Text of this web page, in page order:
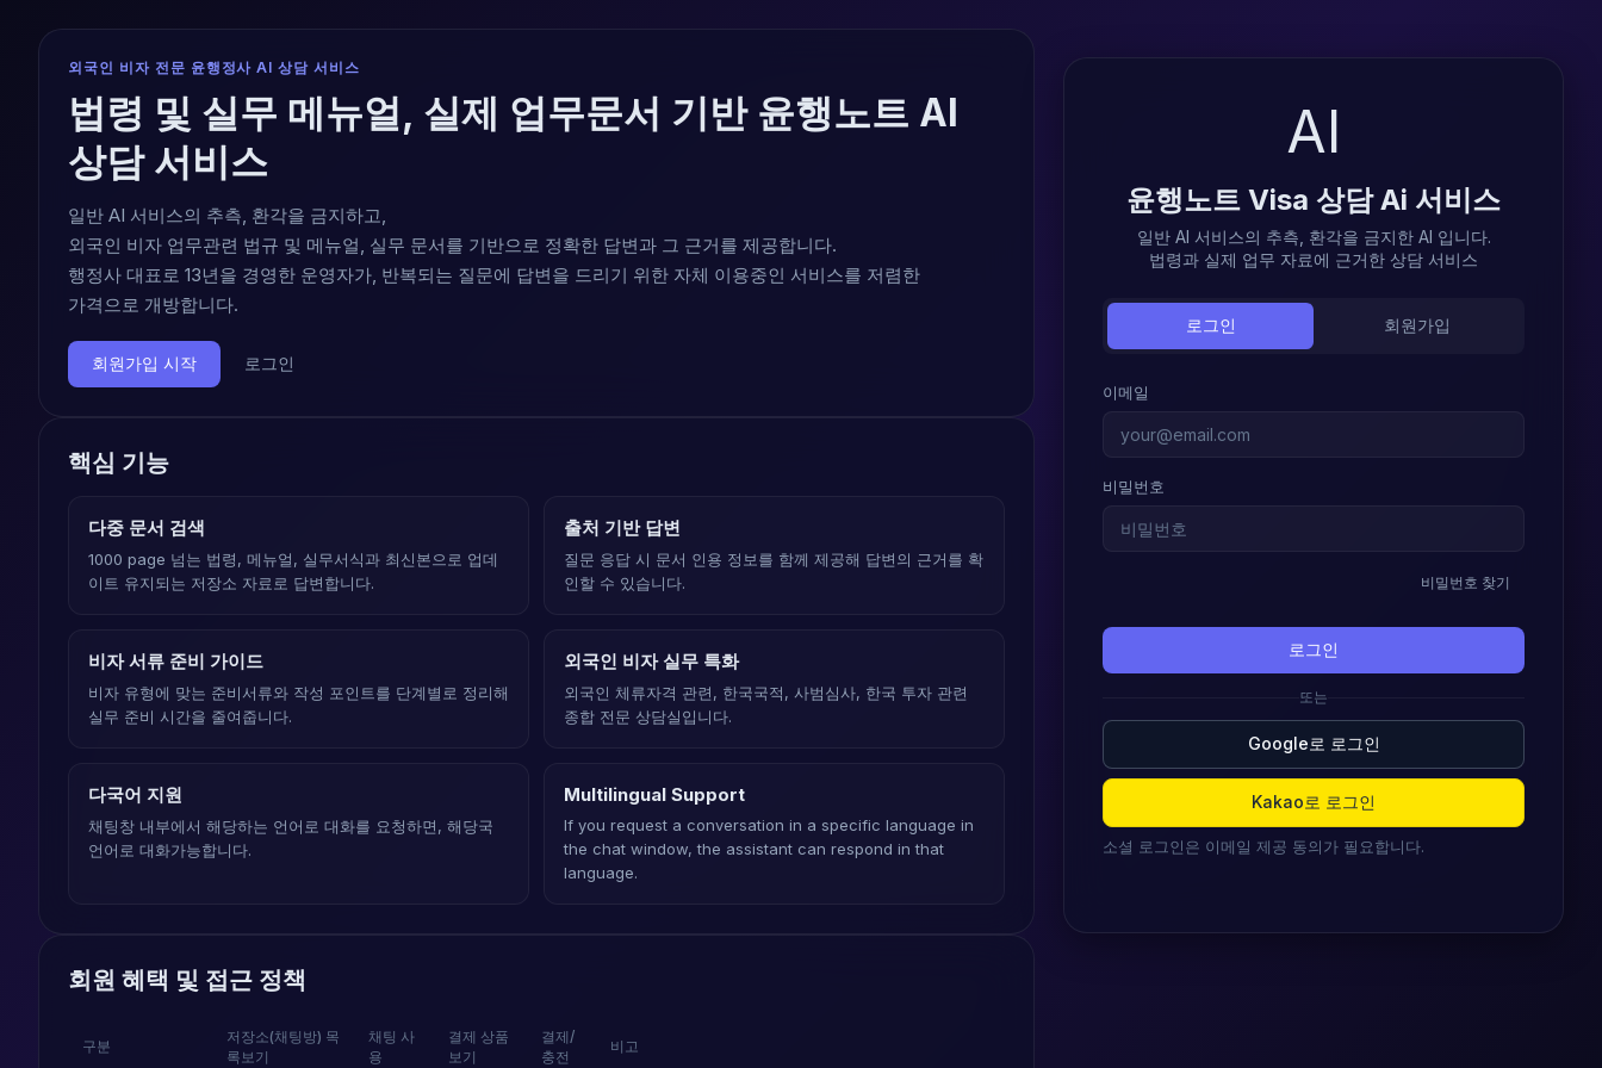
외국인 비자 전문 윤행정사 AI 상담 서비스
법령 및 실무 메뉴얼, 실제 업무문서 기반 윤행노트 AI
상담 서비스
일반 AI 서비스의 추측, 환각을 금지하고,
외국인 비자 업무관련 법규 및 메뉴얼, 실무 문서를 기반으로 정확한 답변과 그 근거를 제공합니다.
행정사 대표로 13년을 경영한 운영자가, 반복되는 질문에 답변을 드리기 위한 자체 이용중인 서비스를 저렴한
가격으로 개방합니다.
회원가입 시작 로그인
핵심 기능
다중 문서 검색
1000 page 넘는 법령, 메뉴얼, 실무서식과 최신본으로 업데
이트 유지되는 저장소 자료로 답변합니다.
출처 기반 답변
질문 응답 시 문서 인용 정보를 함께 제공해 답변의 근거를 확
인할 수 있습니다.
비자 서류 준비 가이드
비자 유형에 맞는 준비서류와 작성 포인트를 단계별로 정리해
실무 준비 시간을 줄여줍니다.
외국인 비자 실무 특화
외국인 체류자격 관련, 한국국적, 사범심사, 한국 투자 관련
종합 전문 상담실입니다.
다국어 지원
채팅창 내부에서 해당하는 언어로 대화를 요청하면, 해당국
언어로 대화가능합니다.
Multilingual Support
If you request a conversation in a specific language in
the chat window, the assistant can respond in that
language.
회원 혜택 및 접근 정책
구분
저장소(채팅방) 목
록보기
채팅 사
용
결제 상품
보기
결제/
충전
비고
AI
윤행노트 Visa 상담 Ai 서비스
일반 AI 서비스의 추측, 환각을 금지한 AI 입니다.
법령과 실제 업무 자료에 근거한 상담 서비스
로그인 회원가입
이메일
비밀번호
비밀번호 찾기
로그인
또는
Google로 로그인
Kakao로 로그인
소셜 로그인은 이메일 제공 동의가 필요합니다.